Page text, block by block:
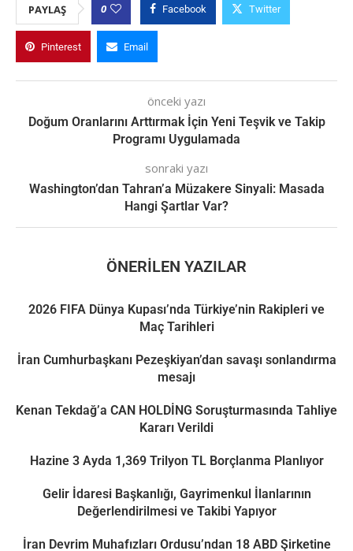
PAYLAŞ 0 Facebook Twitter
Pinterest Email
önceki yazı
Doğum Oranlarını Arttırmak İçin Yeni Teşvik ve Takip
Programı Uygulamada
sonraki yazı
Washington’dan Tahran’a Müzakere Sinyali: Masada
Hangi Şartlar Var?
ÖNERILEN YAZILAR
2026 FIFA Dünya Kupası’nda Türkiye’nin Rakipleri ve
Maç Tarihleri
İran Cumhurbaşkanı Pezeşkiyan’dan savaşı sonlandırma
mesajı
Kenan Tekdağ’a CAN HOLDİNG Soruşturmasında Tahliye
Kararı Verildi
Hazine 3 Ayda 1,369 Trilyon TL Borçlanma Planlıyor
Gelir İdaresi Başkanlığı, Gayrimenkul İlanlarının
Değerlendirilmesi ve Takibi Yapıyor
İran Devrim Muhafızları Ordusu’ndan 18 ABD Şirketine